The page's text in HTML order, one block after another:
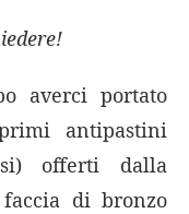
averci portato
antipastini
offerti dalla
di bronzo